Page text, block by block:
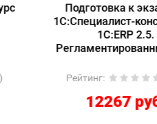
Подготовка к экзамену
1С:Специалист-консультант
Регламентированный учет
(0.0)
12267 руб.